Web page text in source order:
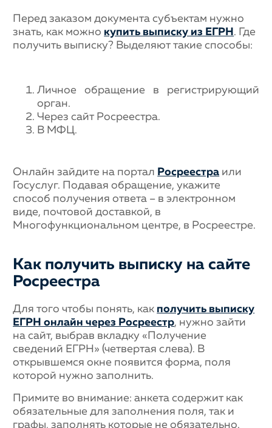
Перед заказом документа субъектам нужно
знать, как можно купить выписку из ЕГРН . Где
получить выписку? Выделяют такие способы:
Личное обращение в регистрирующий
орган.
Через сайт Росреестра.
В МФЦ.
Онлайн зайдите на портал Росреестра или
Госуслуг. Подавая обращение, укажите
способ получения ответа – в электронном
виде, почтовой доставкой, в
Многофункциональном центре, в Росреестре.
Как получить выписку на сайте
Росреестра
Для того чтобы понять, как получить выписку
ЕГРН онлайн через Росреестр, нужно зайти
на сайт, выбрав вкладку «Получение
сведений ЕГРН» (четвертая слева). В
открывшемся окне появится форма, поля
которой нужно заполнить.
Примите во внимание: анкета содержит как
обязательные для заполнения поля, так и
графы, заполнять которые не обязательно.